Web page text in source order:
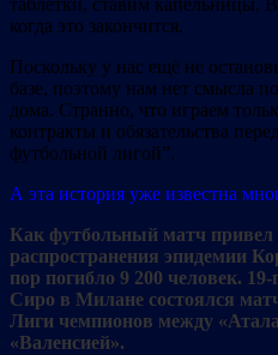
таблетки, ставим капельницы.
когда это закончится.
Поскольку у нас ещё не
базе, поэтому нам нет смысла
дома. Странно, что играем
контракты и обязательства
футбольной лигой”.
А эта история уже известна
Как футбольный матч привел
распространения эпидемии
пор погибло 9 200 человек.
Сиро в Милане состоялся
Лиги чемпионов между
«Валенсией».